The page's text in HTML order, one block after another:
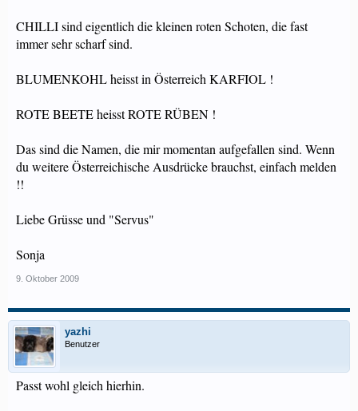
CHILLI sind eigentlich die kleinen roten Schoten, die fast
immer sehr scharf sind.
BLUMENKOHL heisst in Österreich KARFIOL !
ROTE BEETE heisst ROTE RÜBEN !
Das sind die Namen, die mir momentan aufgefallen sind. Wenn
du weitere Österreichische Ausdrücke brauchst, einfach melden
!!
Liebe Grüsse und "Servus"
Sonja
9. Oktober 2009
yazhi
Benutzer
Passt wohl gleich hierhin.